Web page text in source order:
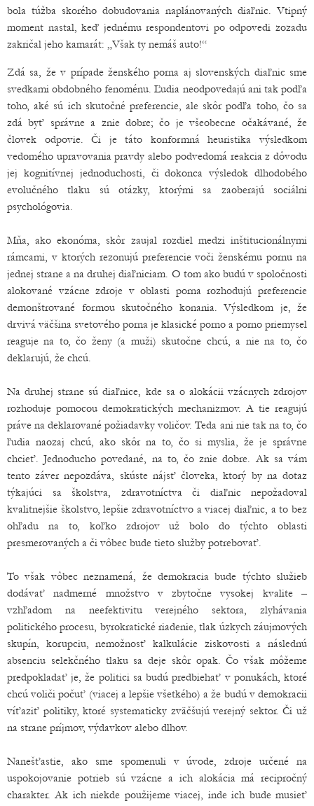
bola túžba skorého dobudovania naplánovaných diaľnic. Vtipný
moment nastal, keď jednému respondentovi po odpovedi zozadu
zakričal jeho kamarát: „Však ty nemáš auto!“
Zdá sa, že v prípade ženského porna aj slovenských diaľnic sme
svedkami obdobného fenoménu. Ľudia neodpovedajú ani tak podľa
toho, aké sú ich skutočné preferencie, ale skôr podľa toho, čo sa
zdá byť správne a znie dobre; čo je všeobecne očakávané, že
človek odpovie. Či je táto konformná heuristika výsledkom
vedomého upravovania pravdy alebo podvedomá reakcia z dôvodu
jej kognitívnej jednoduchosti, či dokonca výsledok dlhodobého
evolučného tlaku sú otázky, ktorými sa zaoberajú sociálni
psychológovia.
Mňa, ako ekonóma, skôr zaujal rozdiel medzi inštitucionálnymi
rámcami, v ktorých rezonujú preferencie voči ženskému pornu na
jednej strane a na druhej diaľniciam. O tom ako budú v spoločnosti
alokované vzácne zdroje v oblasti porna rozhodujú preferencie
demonštrované formou skutočného konania. Výsledkom je, že
drvivá väčšina svetového porna je klasické porno a porno priemysel
reaguje na to, čo ženy (a muži) skutočne chcú, a nie na to, čo
deklarujú, že chcú.
Na druhej strane sú diaľnice, kde sa o alokácii vzácnych zdrojov
rozhoduje pomocou demokratických mechanizmov. A tie reagujú
práve na deklarované požiadavky voličov. Teda ani nie tak na to, čo
ľudia naozaj chcú, ako skôr na to, čo si myslia, že je správne
chcieť. Jednoducho povedané, na to, čo znie dobre. Ak sa vám
tento záver nepozdáva, skúste nájsť človeka, ktorý by na dotaz
týkajúci sa školstva, zdravotníctva či diaľnic nepožadoval
kvalitnejšie školstvo, lepšie zdravotníctvo a viacej diaľnic, a to bez
ohľadu na to, koľko zdrojov už bolo do týchto oblasti
presmerovaných a či vôbec bude tieto služby potrebovať.
To však vôbec neznamená, že demokracia bude týchto služieb
dodávať nadmerné množstvo v zbytočne vysokej kvalite –
vzhľadom na neefektivitu verejného sektora, zlyhávania
politického procesu, byrokratické riadenie, tlak úzkych záujmových
skupín, korupciu, nemožnosť kalkulácie ziskovosti a následnú
absenciu selekčného tlaku sa deje skôr opak. Čo však môžeme
predpokladať je, že politici sa budú predbiehať v ponukách, ktoré
chcú voliči počuť (viacej a lepšie všetkého) a že budú v demokracii
víťaziť politiky, ktoré systematicky zväčšujú verejný sektor. Či už
na strane príjmov, výdavkov alebo dlhov.
Nanešťastie, ako sme spomenuli v úvode, zdroje určené na
uspokojovanie potrieb sú vzácne a ich alokácia má recipročný
charakter. Ak ich niekde použijeme viacej, inde ich bude musieť